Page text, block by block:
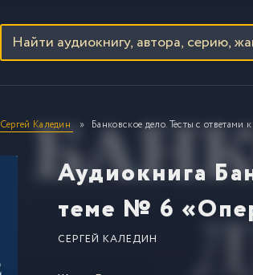
Сергей Каледин Банковское дело. Тесты с
Аудиокнига
теме № 6
СЕРГЕЙ КАЛЕДИН